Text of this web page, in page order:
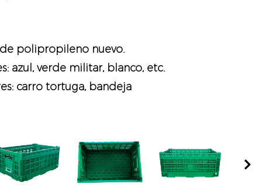
polipropileno nuevo.
azul, verde militar, blanco, etc.
carro tortuga, bandeja